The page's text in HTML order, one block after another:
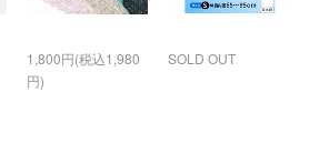
1,800円(税込1,980
円)
SOLD OUT